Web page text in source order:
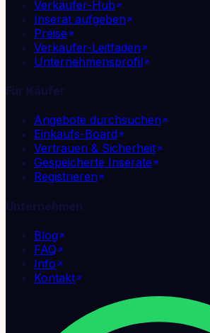
Verkäufer-Hub
Inserat aufgeben
Preise
Verkäufer-Leitfaden
Unternehmensprofil
Für Käufer
Angebote durchsuchen
Einkaufs-Board
Vertrauen & Sicherheit
Gespeicherte Inserate
Registrieren
Unternehmen
Blog
FAQ
Info
Kontakt